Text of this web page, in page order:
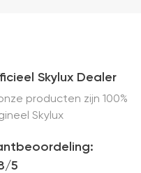
Skylux Dealer
producten zijn 100%
Skylux
5